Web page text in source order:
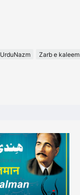
UrduNazm Zarb e kaleem